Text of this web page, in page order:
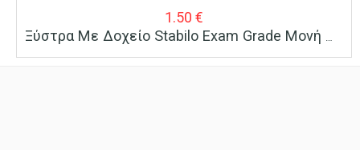
1.50 €
Ξύστρα Με Δοχείο Stabilo Exam Grade Μονή Με Καπάκι